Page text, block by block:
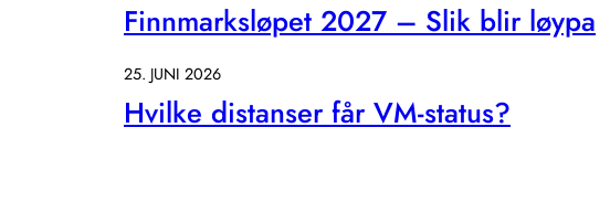
Finnmarksløpet 2027 – Slik blir løypa
25. JUNI 2026
Hvilke distanser får VM-status?